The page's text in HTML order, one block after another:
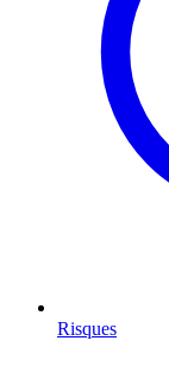
Risques